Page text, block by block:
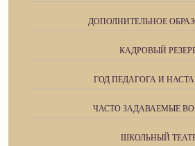
ДОПОЛНИТЕЛЬНОЕ
КАДРОВЫЙ
ГОД ПЕДАГОГА И
ЧАСТО ЗАДАВАЕМЫЕ
ШКОЛЬНЫЙ